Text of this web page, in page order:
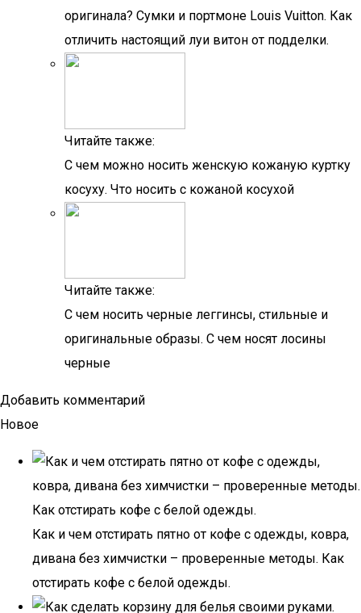
оригинала? Сумки и портмоне Louis Vuitton. Как
отличить настоящий луи витон от подделки.
Читайте также:
С чем можно носить женскую кожаную куртку
косуху. Что носить с кожаной косухой
Читайте также:
С чем носить черные леггинсы, стильные и
оригинальные образы. С чем носят лосины
черные
Добавить комментарий
Новое
Как и чем отстирать пятно от кофе с одежды, ковра,
дивана без химчистки – проверенные методы. Как
отстирать кофе с белой одежды.